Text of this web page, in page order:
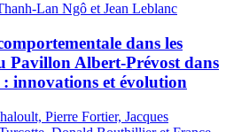
Lan Ngô et Jean Leblanc
dans les
Pavillon Albert-Prévost dans
: innovations et évolution
Pierre Fortier, Jacques